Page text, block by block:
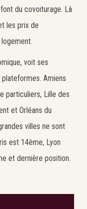
du covoiturage. Là
les prix de
voit ses
Amiens
particuliers, Lille des
et Orléans du
villes ne sont
est 14ème, Lyon
et dernière position.